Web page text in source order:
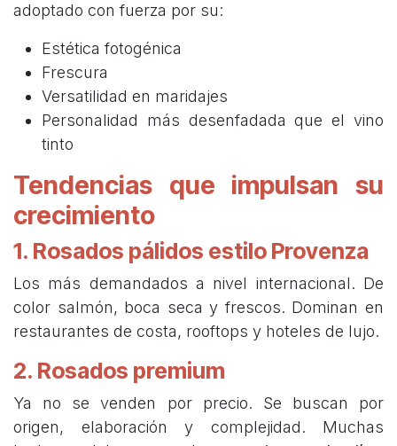
adoptado con fuerza por su:
Estética fotogénica
Frescura
Versatilidad en maridajes
Personalidad más desenfadada que el vino
tinto
Tendencias que impulsan su
crecimiento
1. Rosados pálidos estilo Provenza
Los más demandados a nivel internacional. De
color salmón, boca seca y frescos. Dominan en
restaurantes de costa, rooftops y hoteles de lujo.
2. Rosados premium
Ya no se venden por precio. Se buscan por
origen, elaboración y complejidad. Muchas